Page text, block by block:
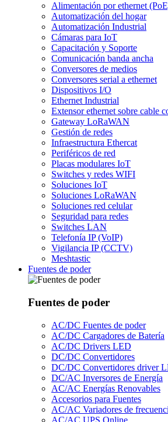
Alimentación por ethernet
Automatización del hogar
Automatización Industrial
Cámaras para IoT
Capacitación y Soporte
Comunicación banda ancha
Conversores de medios
Conversores serial a ethernet
Dispositivos I/O
Ethernet Industrial
Extensor ethernet sobre cable
Gateway LoRaWAN
Gestión de redes
Infraestructura Ethercat
Periféricos de red
Placas modulares IoT
Switches y redes WIFI
Soluciones IoT
Soluciones LoRaWAN
Soluciones red celular
Seguridad para redes
Switches LAN
Telefonía IP (VoIP)
Vigilancia IP (CCTV)
Meshtastic
Fuentes de poder
Fuentes de poder
AC/DC Fuentes de poder
AC/DC Cargadores de Batería
AC/DC Drivers LED
DC/DC Convertidores
DC/DC Convertidores driver
DC/AC Inversores de Energía
AC/AC Energías Renovables
Accesorios para Fuentes
AC/AC Variadores de
AC/AC UPS Online